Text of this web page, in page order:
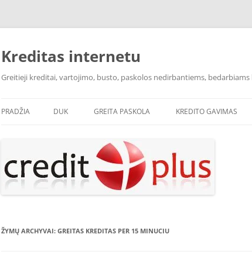
Pereiti
Kreditas internetu
Greitieji kreditai, vartojimo, busto, paskolos nedirbantiems,
PRADŽIA DUK GREITA PASKOLA KREDITO GAVIMAS
ŽYMŲ ARCHYVAI: GREITAS KREDITAS PER 15 MINUCIU